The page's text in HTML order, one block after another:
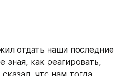
отдать наши последние
зная, как реагировать,
что нам тогда